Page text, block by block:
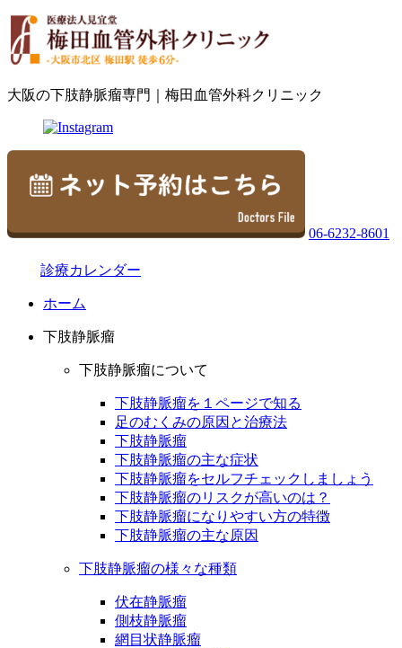
大阪の下肢静脈瘤専門｜梅田血管外科クリニック
06-6232-8601
診療カレンダー
ホーム
下肢静脈瘤
下肢静脈瘤について
下肢静脈瘤を１ページで知る
足のむくみの原因と治療法
下肢静脈瘤
下肢静脈瘤の主な症状
下肢静脈瘤をセルフチェックしましょう
下肢静脈瘤のリスクが高いのは？
下肢静脈瘤になりやすい方の特徴
下肢静脈瘤の主な原因
下肢静脈瘤の様々な種類
伏在静脈瘤
側枝静脈瘤
網目状静脈瘤